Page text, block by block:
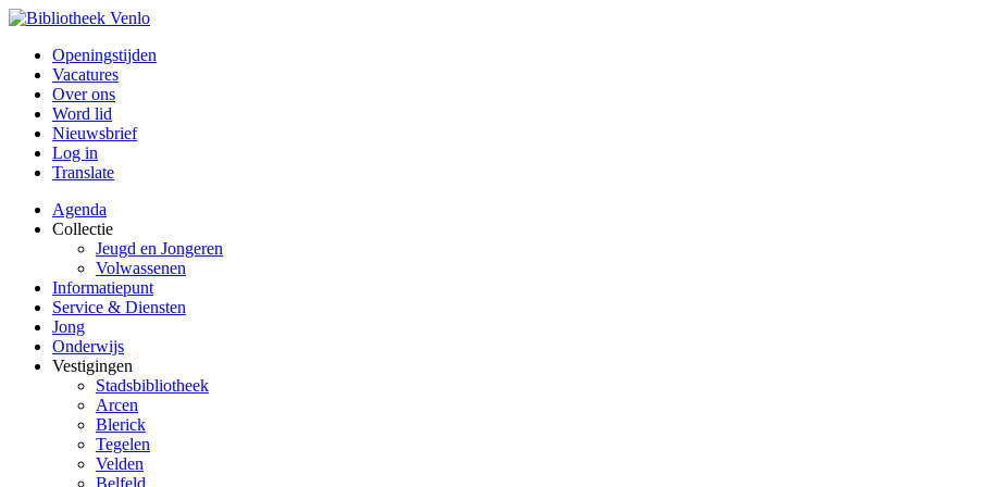
Openingstijden
Vacatures
Over ons
Word lid
Nieuwsbrief
Log in
Translate
Agenda
Collectie
Jeugd en Jongeren
Volwassenen
Informatiepunt
Service & Diensten
Jong
Onderwijs
Vestigingen
Stadsbibliotheek
Arcen
Blerick
Tegelen
Velden
Belfeld